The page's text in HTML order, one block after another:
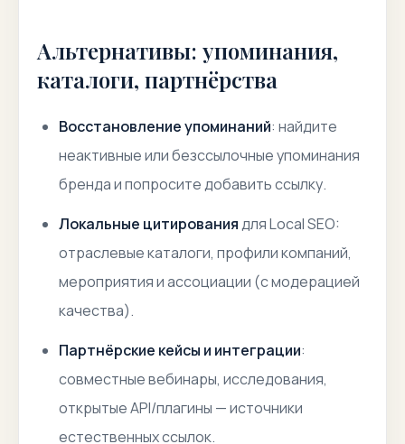
Альтернативы: упоминания,
каталоги, партнёрства
Восстановление упоминаний: найдите
неактивные или безссылочные упоминания
бренда и попросите добавить ссылку.
Локальные цитированиядля Local SEO:
отраслевые каталоги, профили компаний,
мероприятия и ассоциации (с модерацией
качества).
Партнёрские кейсы и интеграции:
совместные вебинары, исследования,
открытые API/плагины — источники
естественных ссылок.